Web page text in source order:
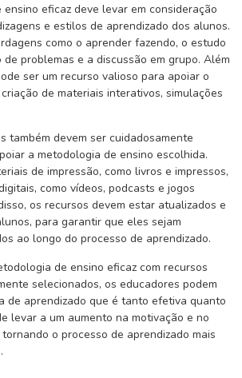
eficaz deve levar em consideração
e estilos de aprendizado dos alunos.
como o aprender fazendo, o estudo
problemas e a discussão em grupo. Além
ser um recurso valioso para apoiar o
de materiais interativos, simulações
também devem ser cuidadosamente
a metodologia de ensino escolhida.
de impressão, como livros e impressos,
como vídeos, podcasts e jogos
os recursos devem estar atualizados e
para garantir que eles sejam
ao longo do processo de aprendizado.
de ensino eficaz com recursos
selecionados, os educadores podem
de aprendizado que é tanto efetiva quanto
levar a um aumento na motivação e no
o processo de aprendizado mais